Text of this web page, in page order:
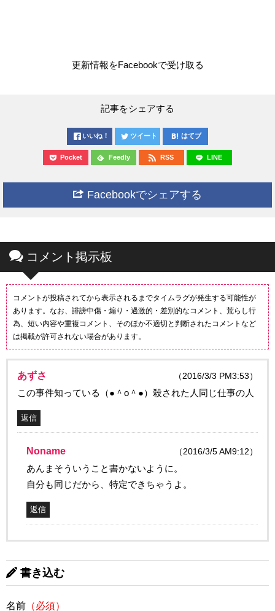
更新情報をFacebookで受け取る
記事をシェアする
いいね！ ツイート はてブ
Pocket Feedly RSS LINE
Facebookでシェアする
コメント掲示板
コメントが投稿されてから表示されるまでタイムラグが発生する可能性が
あります。なお、誹謗中傷・煽り・過激的・差別的なコメント、荒らし行
為、短い内容や重複コメント、そのほか不適切と判断されたコメントなど
は掲載が許可されない場合があります。
あずさ （2016/3/3 PM3:53）
この事件知っている（●＾o＾●）殺された人同じ仕事の人
返信
Noname （2016/3/5 AM9:12）
あんまそういうこと書かないように。
自分も同じだから、特定できちゃうよ。
返信
書き込む
名前 （必須）